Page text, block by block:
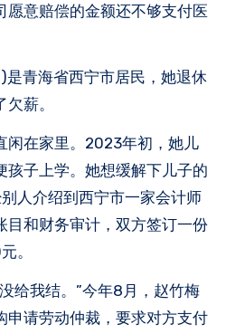
愿意赔偿的金额还不够支付医
青海省西宁市居民，她退休
薪。
闲在家里。2023年初，她儿
孩子上学。她想缓解下儿子的
人介绍到西宁市一家会计师
目和财务审计，双方签订一份
。
给我结。”今年8月，赵竹梅
申请劳动仲裁，要求对方支付